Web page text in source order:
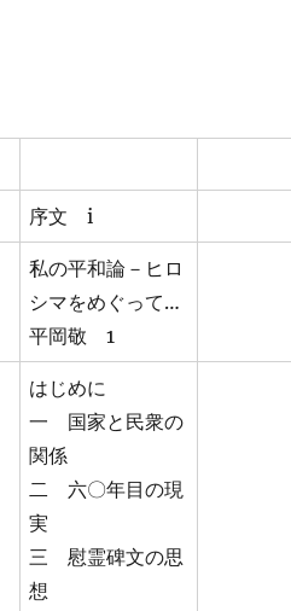
序文 i
私の平和論－ヒロ
シマをめぐって…
平岡敬 1
はじめに
一 国家と民衆の
関係
二 六〇年目の現
実
三 慰霊碑文の思
想